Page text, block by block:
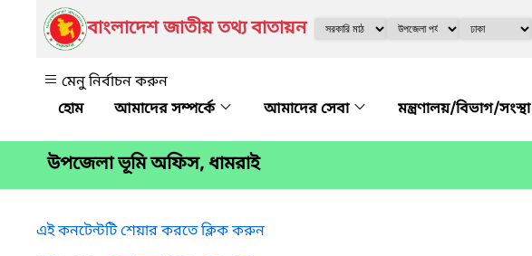
বাংলাদেশ জাতীয় তথ্য বাতায়ন
মেনু নির্বাচন করুন
আমাদের সম্পর্কে
আমাদের সেবা মন্ত্রণালয়/বিভাগ/সংস্থা
উপজেলা ভূমি অফিস, ধামরাই
এই কনটেন্টটি শেয়ার করতে ক্লিক করুন